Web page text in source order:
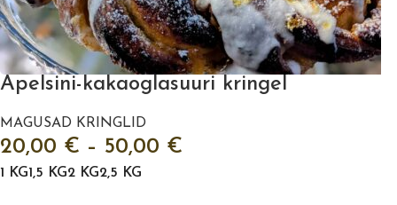
Apelsini-kakaoglasuuri kringel
MAGUSAD KRINGLID
20,00 € – 50,00 €
1 KG1,5 KG2 KG2,5 KG